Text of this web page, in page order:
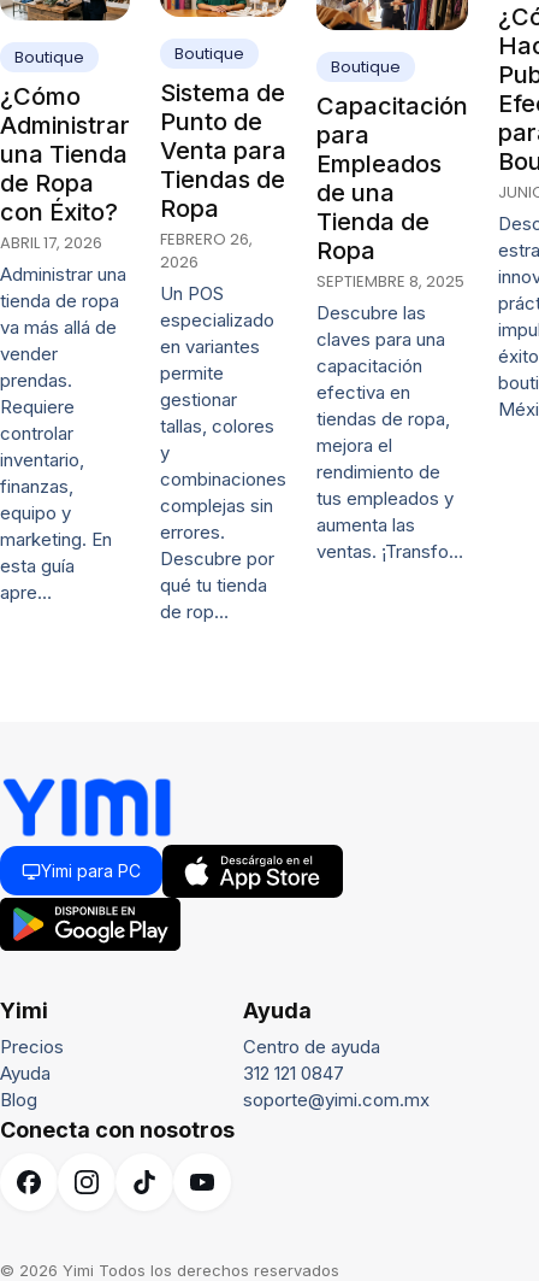
Boutique
¿Cómo
Administrar
una Tienda
de Ropa
con Éxito?
ABRIL 17, 2026
Administrar una
tienda de ropa
va más allá de
vender
prendas.
Requiere
controlar
inventario,
finanzas,
equipo y
marketing. En
esta guía
apre…
Boutique
Sistema de
Punto de
Venta para
Tiendas de
Ropa
FEBRERO 26,
2026
Un POS
especializado
en variantes
permite
gestionar
tallas, colores
y
combinaciones
complejas sin
errores.
Descubre por
qué tu tienda
de rop…
Boutique
Capacitación
para
Empleados
de una
Tienda de
Ropa
SEPTIEMBRE 8, 2025
Descubre las
claves para una
capacitación
efectiva en
tiendas de ropa,
mejora el
rendimiento de
tus empleados y
aumenta las
ventas. ¡Transfo…
Yimi para PC
Yimi
Precios
Ayuda
Blog
Ayuda
Centro de ayuda
312 121 0847
soporte@yimi.com.mx
Conecta con nosotros
© 2026 Yimi Todos los derechos reservados